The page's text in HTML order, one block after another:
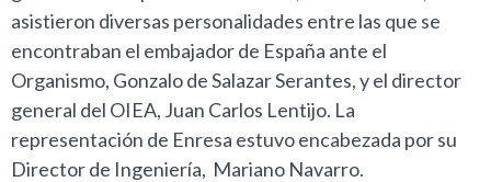
asistieron diversas personalidades entre las que se
encontraban el embajador de España ante el
Organismo, Gonzalo de Salazar Serantes, y el director
general del OIEA, Juan Carlos Lentijo. La
representación de Enresa estuvo encabezada por su
Director de Ingeniería, Mariano Navarro.